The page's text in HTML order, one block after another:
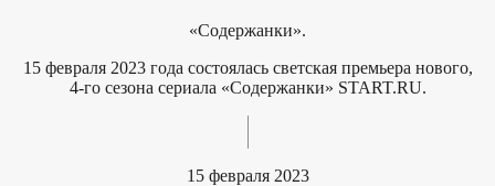
«Содержанки».
15 февраля 2023 года состоялась светская премьера нового,
4-го сезона сериала «Содержанки» START.RU.
15 февраля 2023